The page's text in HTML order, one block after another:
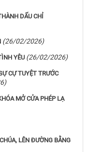
DẤU CHỈ
(26/02/2026)
YÊU (26/02/2026)
CỰ TUYỆT TRƯỚC
MỞ CỬA PHÉP LẠ
LÊN ĐƯỜNG BẰNG